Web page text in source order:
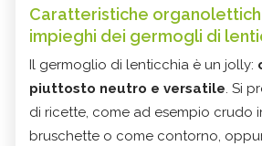
Caratteristiche
impieghi dei germogli di
Il germoglio di lenticchia è un jolly:
piuttosto neutro e versatile. Si
di ricette, come ad esempio crudo
bruschette o come contorno,